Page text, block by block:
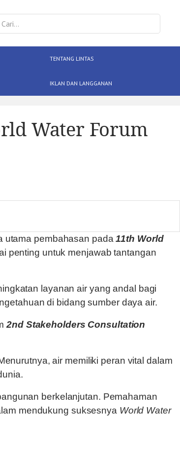
TENTANG LINTAS
IKLAN DAN LANGGANAN
Water Forum
utama pembahasan pada11th World
penting untuk menjawab tantangan
layanan air yang andal bagi
di bidang sumber daya air.
2nd Stakeholders Consultation
air memiliki peran vital dalam
berkelanjutan. Pemahaman
mendukung suksesnya World Water